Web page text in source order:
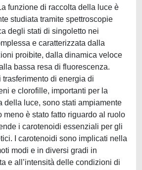
funzione di raccolta della luce è
studiata tramite spettroscopie
degli stati di singoletto nei
e caratterizzata dalla
proibite, dalla dinamica veloce
bassa resa di fluorescenza.
di energia di
e clorofille, importanti per la
della luce, sono stati ampiamente
meno è stato fatto riguardo al ruolo
i carotenoidi essenziali per gli
I carotenoidi sono implicati nella
modi e in diversi gradi in
e all’intensità delle condizioni di